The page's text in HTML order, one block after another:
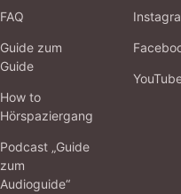
FAQ
Guide zum
Guide
How to
Hörspaziergang
Podcast „Guide
zum
Audioguide“